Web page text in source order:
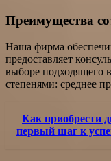
Преимущества
Наша фирма
предоставляет
выборе подходящего
степенями: среднее
Как приобрести
первый шаг к